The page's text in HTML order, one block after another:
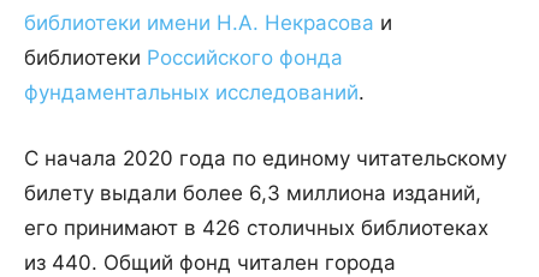
библиотеки имени Н.А. Некрасова и
библиотеки Российского фонда
фундаментальных исследований.
С начала 2020 года по единому читательскому
билету выдали более 6,3 миллиона изданий,
его принимают в 426 столичных библиотеках
из 440. Общий фонд читален города